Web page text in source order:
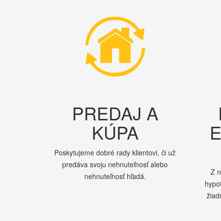
PREDAJ A
KÚPA
Poskytujeme dobré rady klientovi, či už
predáva svoju nehnuteľnosť alebo
nehnuteľnosť hľadá.
Z